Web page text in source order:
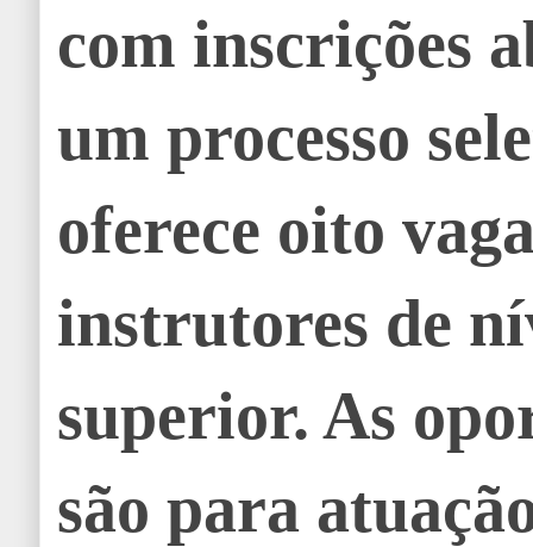
com inscrições
um processo
oferece oito
instrutores de
superior. As
são para